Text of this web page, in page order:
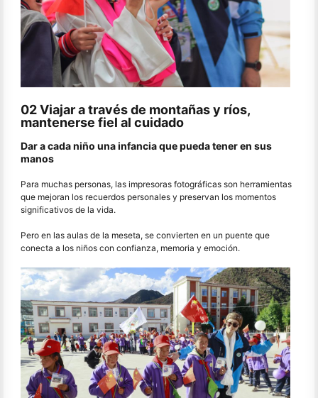
02 Viajar a través de montañas y ríos,
mantenerse fiel al cuidado
Dar a cada niño una infancia que pueda tener en sus
manos
Para muchas personas, las impresoras fotográficas son herramientas
que mejoran los recuerdos personales y preservan los momentos
significativos de la vida.
Pero en las aulas de la meseta, se convierten en un puente que
conecta a los niños con confianza, memoria y emoción.